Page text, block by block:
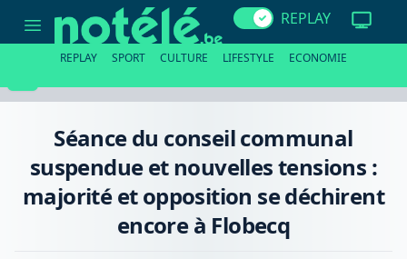
conseil
nouvelles
opposition
déchirent
REPLAY
REPLAY SPORT CULTURE LIFESTYLE ECONOMIE
Séance du conseil communal
suspendue et nouvelles tensions :
majorité et opposition se déchirent
encore à Flobecq